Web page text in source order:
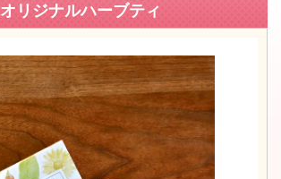
オリジナルハーブティ